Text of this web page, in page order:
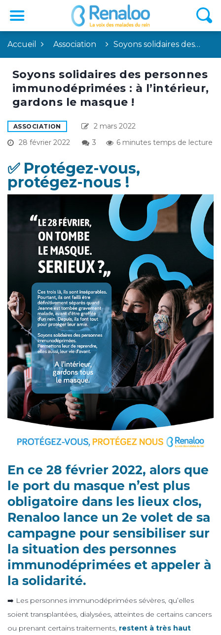
Accueil Association Soyons solidaires des…
Soyons solidaires des personnes
immunodéprimées : à l’intérieur,
gardons le masque !
ASSOCIATION
2 mars 2022
28 février 2022
3 6 minutes temps de lecture
✅ Protégez-vous,
protégez-nous !
En ce 28 février 2022, alors que
le port du masque n’est plus
obligatoire dans les lieux clos,
Renaloo lance un 2e volet de sa
campagne pour sensibiliser sur
la situation des personnes
immunodéprimées et appeler à
la solidarité.
➡️ Les personnes immunodéprimées sévères, qu’elles
soient transplantées, dialysées, atteintes de certains cancers
ou prenant certains traitements, restent à très haut